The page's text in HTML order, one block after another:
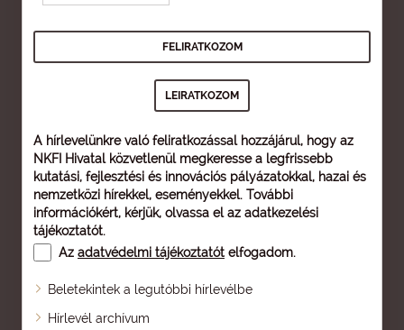
A hírlevelünkre való feliratkozással hozzájárul, hogy az
NKFI Hivatal közvetlenül megkeresse a legfrissebb
kutatási, fejlesztési és innovációs pályázatokkal, hazai és
nemzetközi hírekkel, eseményekkel. További
információkért, kérjük, olvassa el az adatkezelési
tájékoztatót.
Az adatvédelmi tájékoztatót elfogadom.
Beletekintek a legutóbbi hírlevélbe
Hírlevél archívum
Oldaltérkép